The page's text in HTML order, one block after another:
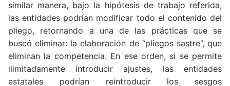
similar manera, bajo la hipótesis de trabajo referida,
las entidades podrían modificar todo el contenido del
pliego, retornando a una de las prácticas que se
buscó eliminar: la elaboración de “pliegos sastre”, que
eliminan la competencia. En ese orden, si se permite
ilimitadamente introducir ajustes, las entidades
estatales podrían reintroducir los sesgos